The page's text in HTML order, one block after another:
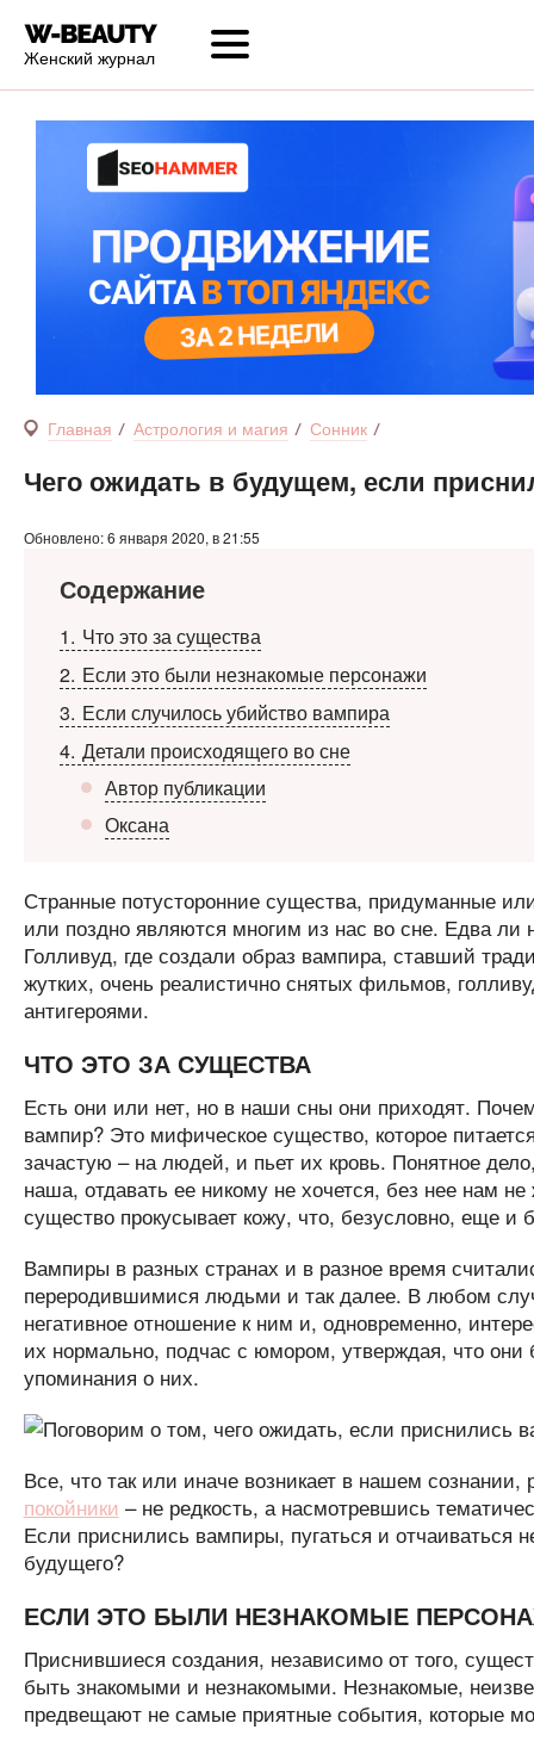
Женский журнал
Главная Астрология и магия Сонник
Чего ожидать в будущем, если
Обновлено: 6 января 2020, в 21:55
Содержание
1
Что это за существа
2 Если это были незнакомые персонажи
3 Если случилось убийство вампира
4 Детали происходящего во сне
Автор публикации
Оксана
Странные потусторонние существа, придуманные
или поздно являются многим из нас во сне. Едва ли
Голливуд, где создали образ вампира, ставший
жутких, очень реалистично снятых фильмов,
антигероями.
ЧТО ЭТО ЗА СУЩЕСТВА
Есть они или нет, но в наши сны они приходят.
вампир? Это мифическое существо, которое
зачастую – на людей, и пьет их кровь. Понятное
наша, отдавать ее никому не хочется, без нее нам
существо прокусывает кожу, что, безусловно, еще и
Вампиры в разных странах и в разное время
переродившимися людьми и так далее. В любом
негативное отношение к ним и, одновременно,
их нормально, подчас с юмором, утверждая, что
упоминания о них.
Все, что так или иначе возникает в нашем
покойники – не редкость, а насмотревшись
Если приснились вампиры, пугаться и отчаиваться
будущего?
ЕСЛИ ЭТО БЫЛИ НЕЗНАКОМЫЕ
Приснившиеся создания, независимо от того,
быть знакомыми и незнакомыми. Незнакомые,
предвещают не самые приятные события, которые